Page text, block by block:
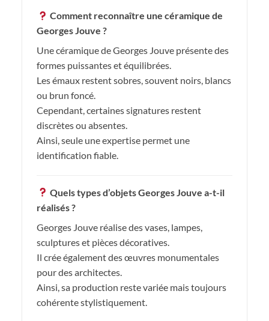
Comment reconnaître une céramique de
Georges Jouve ?
Une céramique de Georges Jouve présente des
formes puissantes et équilibrées.
Les émaux restent sobres, souvent noirs, blancs
ou brun foncé.
Cependant, certaines signatures restent
discrètes ou absentes.
Ainsi, seule une expertise permet une
identification fiable.
Quels types d’objets Georges Jouve a-t-il
réalisés ?
Georges Jouve réalise des vases, lampes,
sculptures et pièces décoratives.
Il crée également des œuvres monumentales
pour des architectes.
Ainsi, sa production reste variée mais toujours
cohérente stylistiquement.